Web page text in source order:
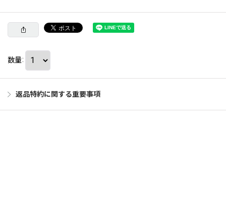
数量:
返品特約に関する重要事項